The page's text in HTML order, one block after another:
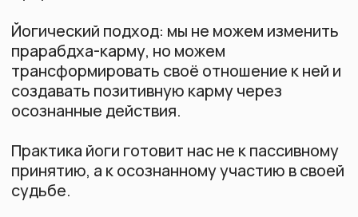
рассказываю на углублённом курсе по
философии йоги — кому интересно,
подписывайтесь.
Узнавайте первыми о событиях и
акциях